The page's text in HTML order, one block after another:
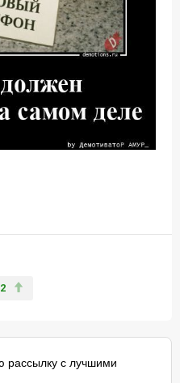
рассылку с лучшими